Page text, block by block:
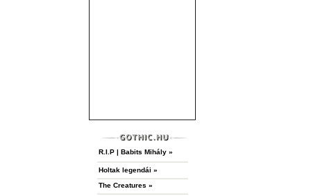
R.I.P | Babits Mihály »
Holtak legendái »
The Creatures »